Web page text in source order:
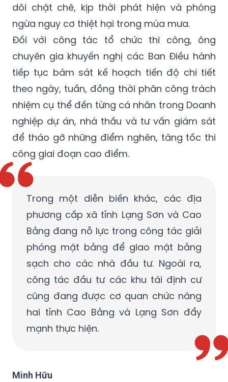
dõi chặt chẽ, kịp thời phát hiện và phòng
ngừa nguy cơ thiệt hại trong mùa mưa.
Đối với công tác tổ chức thi công, ông
chuyên gia khuyến nghị các Ban Điều hành
tiếp tục bám sát kế hoạch tiến độ chi tiết
theo ngày, tuần, đồng thời phân công trách
nhiệm cụ thể đến từng cá nhân trong Doanh
nghiệp dự án, nhà thầu và tư vấn giám sát
để tháo gỡ những điểm nghẽn, tăng tốc thi
công giai đoạn cao điểm.
Trong một diễn biến khác, các địa
phương cấp xã tỉnh Lạng Sơn và Cao
Bằng đang nỗ lực trong công tác giải
phóng mặt bằng để giao mặt bằng
sạch cho các nhà đầu tư. Ngoài ra,
công tác đầu tư các khu tái định cư
cũng đang được cơ quan chức năng
hai tỉnh Cao Bằng và Lạng Sơn đẩy
mạnh thực hiện.
Minh Hữu